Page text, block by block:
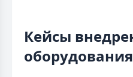
Кейсы
оборудования